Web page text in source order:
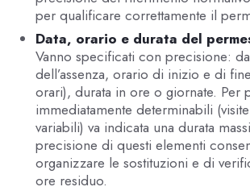
per qualificare correttamente il
Data, orario e durata del
Vanno specificati con precisione:
dell’assenza, orario di inizio e di
orari), durata in ore o giornate. Per
immediatamente determinabili
variabili) va indicata una durata
precisione di questi elementi
organizzare le sostituzioni e di
ore residuo.